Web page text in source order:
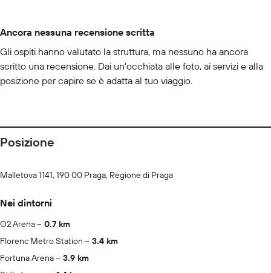
Ancora nessuna recensione scritta
Gli ospiti hanno valutato la struttura, ma nessuno ha ancora
scritto una recensione. Dai un'occhiata alle foto, ai servizi e alla
posizione per capire se è adatta al tuo viaggio.
Posizione
Malletova 1141, 190 00 Praga, Regione di Praga
Nei dintorni
O2 Arena
0.7 km
Florenc Metro Station
3.4 km
Fortuna Arena
3.9 km